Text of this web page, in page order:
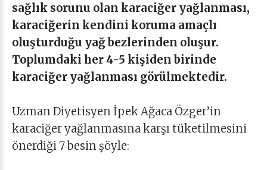
sağlık sorunu olan karaciğer yağlanması,
karaciğerin kendini koruma amaçlı
oluşturduğu yağ bezlerinden oluşur.
Toplumdaki her 4-5 kişiden birinde
karaciğer yağlanması görülmektedir.
Uzman Diyetisyen İpek Ağaca Özger’in
karaciğer yağlanmasına karşı tüketilmesini
önerdiği 7 besin şöyle: